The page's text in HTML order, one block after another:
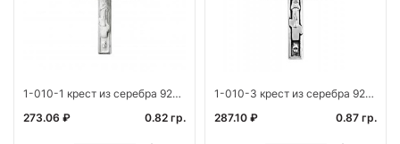
1-010-1 крест из серебра 925* штамп белый
273.06 ₽
0.82 гр.
1-010-3 крест из серебра 925* с частичным чернен
287.10 ₽
0.87 гр.